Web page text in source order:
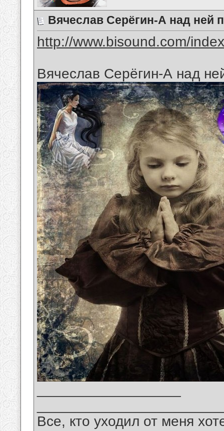
Вячеслав Серёгин-А над ней
http://www.bisound.com/
Вячеслав Серёгин-А над
Все, кто уходил от меня